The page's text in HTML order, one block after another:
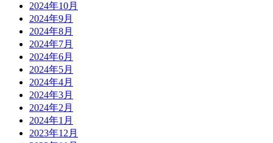
2024年10月
2024年9月
2024年8月
2024年7月
2024年6月
2024年5月
2024年4月
2024年3月
2024年2月
2024年1月
2023年12月